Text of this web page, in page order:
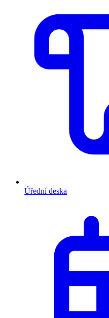
Úřední deska